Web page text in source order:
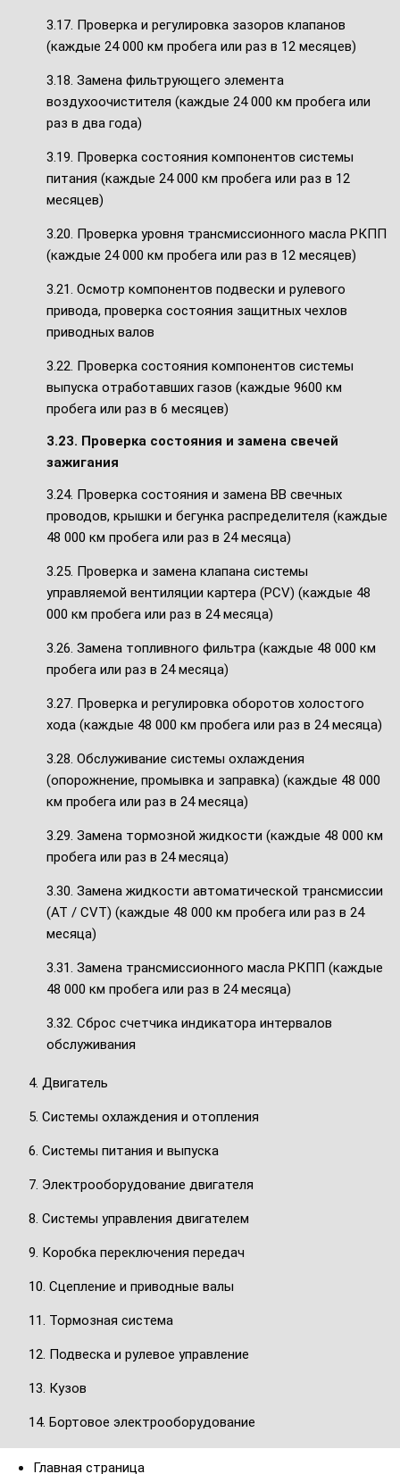
3.17. Проверка и регулировка зазоров клапанов
(каждые 24 000 км пробега или раз в 12 месяцев)
3.18. Замена фильтрующего элемента
воздухоочистителя (каждые 24 000 км пробега или
раз в два года)
3.19. Проверка состояния компонентов системы
питания (каждые 24 000 км пробега или раз в 12
месяцев)
3.20. Проверка уровня трансмиссионного масла РКПП
(каждые 24 000 км пробега или раз в 12 месяцев)
3.21. Осмотр компонентов подвески и рулевого
привода, проверка состояния защитных чехлов
приводных валов
3.22. Проверка состояния компонентов системы
выпуска отработавших газов (каждые 9600 км
пробега или раз в 6 месяцев)
3.23. Проверка состояния и замена свечей
зажигания
3.24. Проверка состояния и замена ВВ свечных
проводов, крышки и бегунка распределителя (каждые
48 000 км пробега или раз в 24 месяца)
3.25. Проверка и замена клапана системы
управляемой вентиляции картера (PCV) (каждые 48
000 км пробега или раз в 24 месяца)
3.26. Замена топливного фильтра (каждые 48 000 км
пробега или раз в 24 месяца)
3.27. Проверка и регулировка оборотов холостого
хода (каждые 48 000 км пробега или раз в 24 месяца)
3.28. Обслуживание системы охлаждения
(опорожнение, промывка и заправка) (каждые 48 000
км пробега или раз в 24 месяца)
3.29. Замена тормозной жидкости (каждые 48 000 км
пробега или раз в 24 месяца)
3.30. Замена жидкости автоматической трансмиссии
(АТ / CVT) (каждые 48 000 км пробега или раз в 24
месяца)
3.31. Замена трансмиссионного масла РКПП (каждые
48 000 км пробега или раз в 24 месяца)
3.32. Сброс счетчика индикатора интервалов
обслуживания
4. Двигатель
5. Системы охлаждения и отопления
6. Системы питания и выпуска
7. Электрооборудование двигателя
8. Системы управления двигателем
9. Коробка переключения передач
10. Cцепление и приводные валы
11. Тормозная система
12. Подвеска и рулевое управление
13. Кузов
14. Бортовое электрооборудование
Главная страница